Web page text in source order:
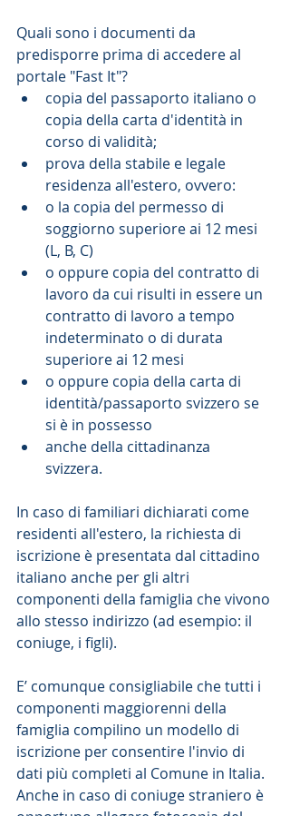
Quali sono i documenti da
predisporre prima di accedere al
portale "Fast It"?
copia del passaporto italiano o
copia della carta d'identità in
corso di validità;
prova della stabile e legale
residenza all'estero, ovvero:
o la copia del permesso di
soggiorno superiore ai 12 mesi
(L, B, C)
o oppure copia del contratto di
lavoro da cui risulti in essere un
contratto di lavoro a tempo
indeterminato o di durata
superiore ai 12 mesi
o oppure copia della carta di
identità/passaporto svizzero se
si è in possesso
anche della cittadinanza
svizzera.
In caso di familiari dichiarati come
residenti all'estero, la richiesta di
iscrizione è presentata dal cittadino
italiano anche per gli altri
componenti della famiglia che vivono
allo stesso indirizzo (ad esempio: il
coniuge, i figli).
E’ comunque consigliabile che tutti i
componenti maggiorenni della
famiglia compilino un modello di
iscrizione per consentire l'invio di
dati più completi al Comune in Italia.
Anche in caso di coniuge straniero è